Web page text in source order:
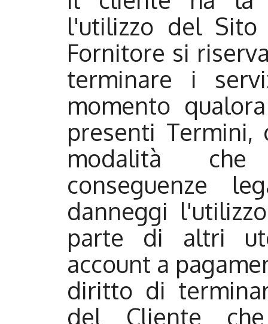
l'utilizzo del
Fornitore si
terminare i
momento
presenti
modalità che
conseguenze
danneggi
parte di altri
account a
diritto di
del Cliente